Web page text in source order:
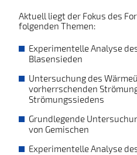
Aktuell liegt der Fokus des
folgenden Themen:
Experimentelle Analyse
Blasensieden
Untersuchung des
vorherrschenden
Strömungssiedens
Grundlegende
von Gemischen
Experimentelle Analyse